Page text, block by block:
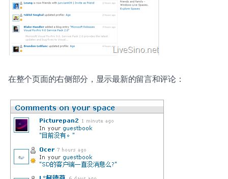
在整个页面的右侧部分，显示最新的留言和评论：